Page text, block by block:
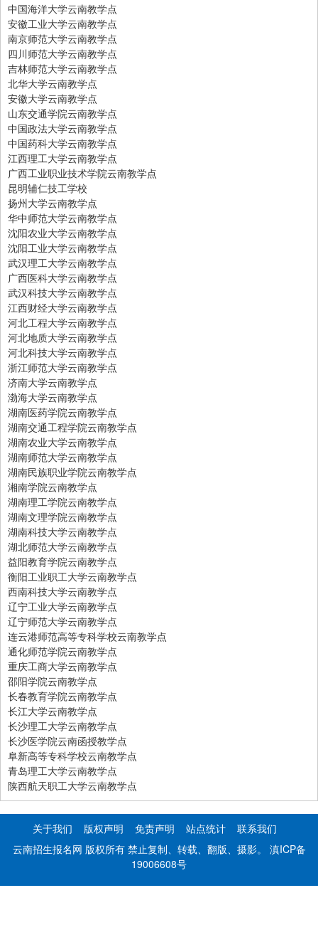
中国海洋大学云南教学点
安徽工业大学云南教学点
南京师范大学云南教学点
四川师范大学云南教学点
吉林师范大学云南教学点
北华大学云南教学点
安徽大学云南教学点
山东交通学院云南教学点
中国政法大学云南教学点
中国药科大学云南教学点
江西理工大学云南教学点
广西工业职业技术学院云南教学点
昆明辅仁技工学校
扬州大学云南教学点
华中师范大学云南教学点
沈阳农业大学云南教学点
沈阳工业大学云南教学点
武汉理工大学云南教学点
广西医科大学云南教学点
武汉科技大学云南教学点
江西财经大学云南教学点
河北工程大学云南教学点
河北地质大学云南教学点
河北科技大学云南教学点
浙江师范大学云南教学点
济南大学云南教学点
渤海大学云南教学点
湖南医药学院云南教学点
湖南交通工程学院云南教学点
湖南农业大学云南教学点
湖南师范大学云南教学点
湖南民族职业学院云南教学点
湘南学院云南教学点
湖南理工学院云南教学点
湖南文理学院云南教学点
湖南科技大学云南教学点
湖北师范大学云南教学点
益阳教育学院云南教学点
衡阳工业职工大学云南教学点
西南科技大学云南教学点
辽宁工业大学云南教学点
辽宁师范大学云南教学点
连云港师范高等专科学校云南教学点
通化师范学院云南教学点
重庆工商大学云南教学点
邵阳学院云南教学点
长春教育学院云南教学点
长江大学云南教学点
长沙理工大学云南教学点
长沙医学院云南函授教学点
阜新高等专科学校云南教学点
青岛理工大学云南教学点
陕西航天职工大学云南教学点
关于我们 版权声明 免责声明 站点统计
联系我们
云南招生报名网 版权所有 禁止复制、转载、翻版、摄影。 滇ICP备
19006608号